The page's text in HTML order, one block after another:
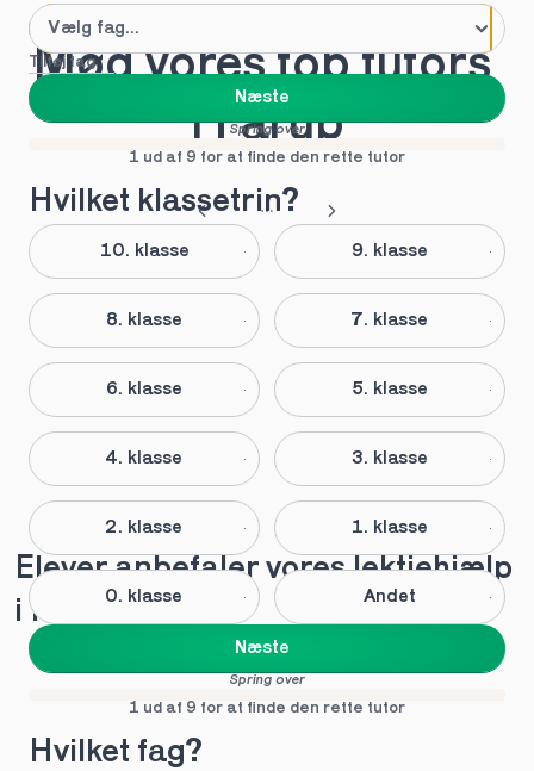
Tilføj fag
Næste
Spring over
1 ud af 9 for at finde den rette tutor
Hvilket klassetrin?
10. klasse 9. klasse
8. klasse 7. klasse
6. klasse 5. klasse
4. klasse 3. klasse
2. klasse 1. klasse
0. klasse Andet
Næste
Spring over
1 ud af 9 for at finde den rette tutor
Hvilket fag?
Mød vores top tutors
i Fårup
Elever anbefaler vores lektiehjælp
i Fårup